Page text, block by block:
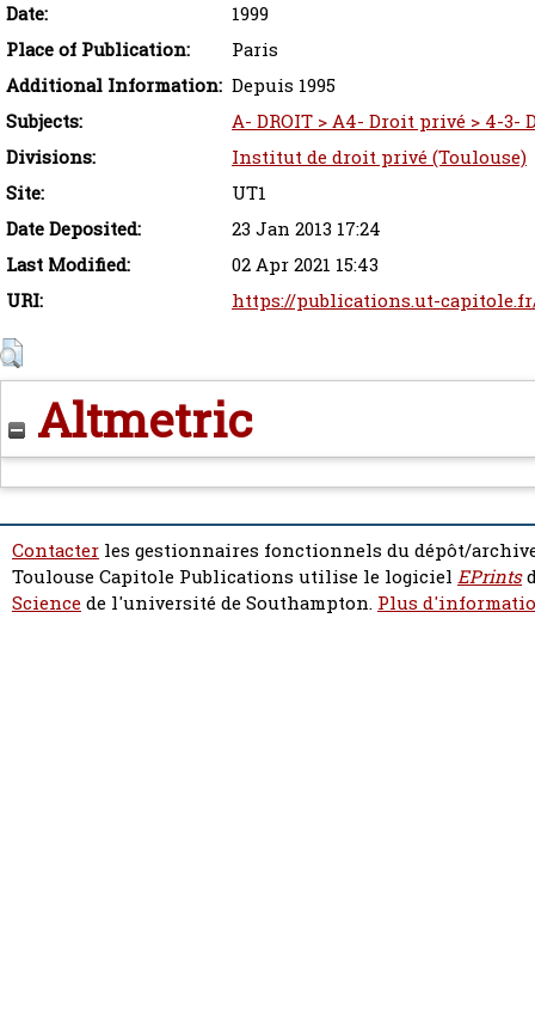
Date:
1999
Place of Publication:
Paris
Additional Information: Depuis 1995
Subjects:
A- DROIT > A4- Droit privé > 4-
Divisions:
Institut de droit privé (Toulouse)
Site:
UT1
Date Deposited:
23 Jan 2013 17:24
Last Modified:
02 Apr 2021 15:43
URI:
https://publications.ut-
Altmetric
Contacter les gestionnaires fonctionnels du dépôt/
Toulouse Capitole Publications utilise le logiciel EPrints
Sciencede l'université de Southampton. Plus